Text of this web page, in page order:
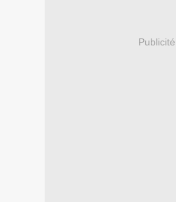
Publicité